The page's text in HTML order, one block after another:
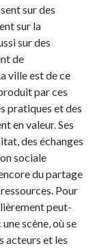
sur des
sur la
sur des
de
ville est de ce
par ces
pratiques et des
en valeur. Ses
des échanges
sociale
du partage
Pour
peut-
scène, où se
acteurs et les